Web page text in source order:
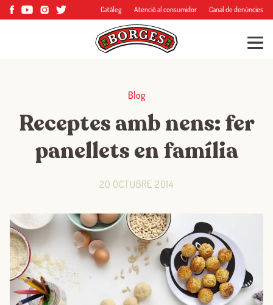
Catàleg Atenció al consumidor Canal de denúncies
Blog
Receptes amb nens: fer
panellets en família
20 OCTUBRE 2014